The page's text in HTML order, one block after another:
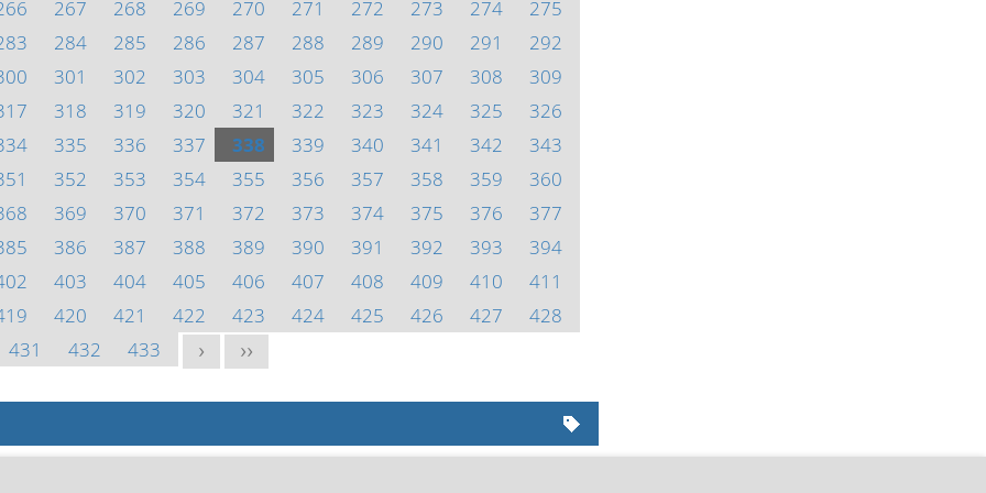
267 268 269 270 271 272 273 274
275
284 285 286 287 288 289 290 291
292
301 302 303 304 305 306 307 308
309
318 319 320 321 322 323 324 325
326
335 336 337 338 339 340 341 342
343
352 353 354 355 356 357 358 359
360
369 370 371 372 373 374 375 376
377
386 387 388 389 390 391 392 393
394
403 404 405 406 407 408 409 410
411
420 421 422 423 424 425 426 427
428
431
432 433 > >>